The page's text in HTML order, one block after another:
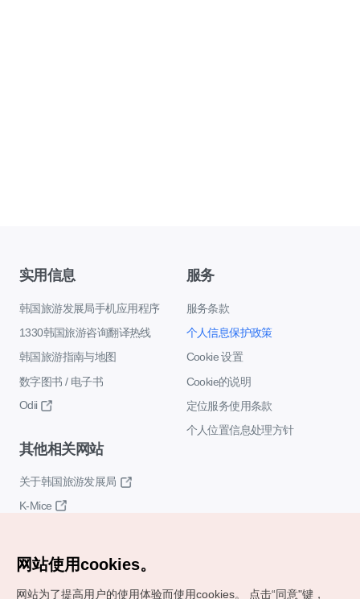
实用信息
韩国旅游发展局手机应用程序
1330韩国旅游咨询翻译热线
韩国旅游指南与地图
数字图书 / 电子书
Odii
服务
服务条款
个人信息保护政策
Cookie 设置
Cookie的说明
定位服务使用条款
个人位置信息处理方针
其他相关网站
关于韩国旅游发展局
K-Mice
网站使用cookies。
网站为了提高用户的使用体验而使用cookies。 点击“同意"键，